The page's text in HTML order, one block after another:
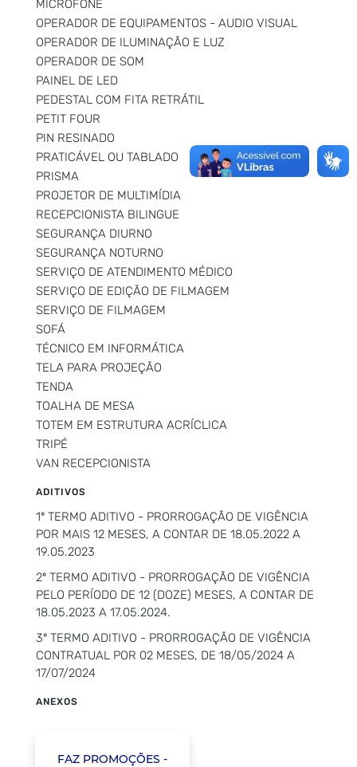
MICROFONE
OPERADOR DE EQUIPAMENTOS - AUDIO VISUAL
OPERADOR DE ILUMINAÇÃO E LUZ
OPERADOR DE SOM
PAINEL DE LED
PEDESTAL COM FITA RETRÁTIL
PETIT FOUR
PIN RESINADO
PRATICÁVEL OU TABLADO
PRISMA
PROJETOR DE MULTIMÍDIA
RECEPCIONISTA BILINGUE
SEGURANÇA DIURNO
SEGURANÇA NOTURNO
SERVIÇO DE ATENDIMENTO MÉDICO
SERVIÇO DE EDIÇÃO DE FILMAGEM
SERVIÇO DE FILMAGEM
SOFÁ
TÉCNICO EM INFORMÁTICA
TELA PARA PROJEÇÃO
TENDA
TOALHA DE MESA
TOTEM EM ESTRUTURA ACRÍCLICA
TRIPÉ
VAN RECEPCIONISTA
ADITIVOS
1º TERMO ADITIVO - PRORROGAÇÃO DE VIGÊNCIA
POR MAIS 12 MESES, A CONTAR DE 18.05.2022 A
19.05.2023
2º TERMO ADITIVO - PRORROGAÇÃO DE VIGÊNCIA
PELO PERÍODO DE 12 (DOZE) MESES, A CONTAR DE
18.05.2023 A 17.05.2024.
3º TERMO ADITIVO - PRORROGAÇÃO DE VIGÊNCIA
CONTRATUAL POR 02 MESES, DE 18/05/2024 A
17/07/2024
ANEXOS
FAZ PROMOÇÕES -